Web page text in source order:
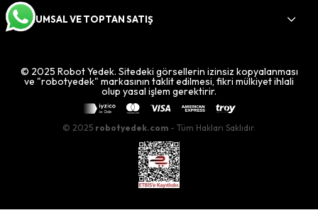
KURUMSAL VE TOPTAN SATIŞ
© 2025 Robot Yedek. Sitedeki görsellerin izinsiz kopyalanması
ve "robotyedek" markasının taklit edilmesi, fikri mülkiyet ihlali
olup yasal işlem gerektirir.
© 2025 robotyedek.com - Tüm Hakları Saklıdır.